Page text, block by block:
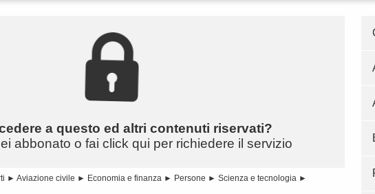
a questo ed altri contenuti riservati?
abbonato o fai click qui per richiedere il servizio
► Aviazione civile ► Economia e finanza ► Persone ► Scienza e tecnologia ►